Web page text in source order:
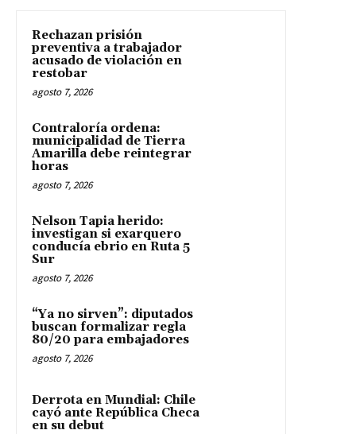
Rechazan prisión
preventiva a trabajador
acusado de violación en
restobar
agosto 7, 2026
Contraloría ordena:
municipalidad de Tierra
Amarilla debe reintegrar
horas
agosto 7, 2026
Nelson Tapia herido:
investigan si exarquero
conducía ebrio en Ruta 5
Sur
agosto 7, 2026
“Ya no sirven”: diputados
buscan formalizar regla
80/20 para embajadores
agosto 7, 2026
Derrota en Mundial: Chile
cayó ante República Checa
en su debut